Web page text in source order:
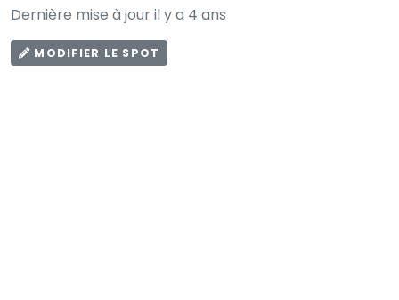
Dernière mise à jour il y a 4 ans
MODIFIER LE SPOT